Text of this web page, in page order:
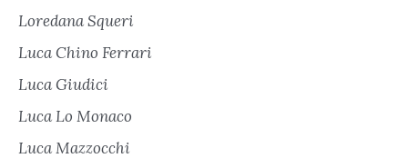
Loredana Squeri
Luca Chino Ferrari
Luca Giudici
Luca Lo Monaco
Luca Mazzocchi